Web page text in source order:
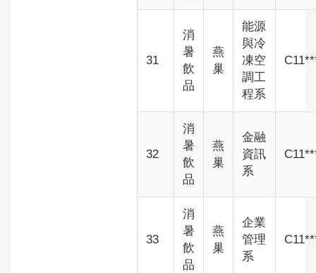
31
消
暑
飲
品
燕
巢
能源
與冷
凍空
調工
程系
32
消
暑
飲
品
燕
巢
金融
資訊
系
33
消
暑
飲
品
燕
巢
企業
管理
系